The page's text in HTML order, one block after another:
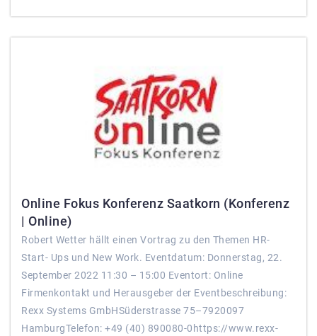
Online Fokus Konferenz Saatkorn (Konferenz
| Online)
Robert Wetter hällt einen Vortrag zu den Themen HR-
Start- Ups und New Work. Eventdatum: Donnerstag, 22.
September 2022 11:30 – 15:00 Eventort: Online
Firmenkontakt und Herausgeber der Eventbeschreibung:
Rexx Systems GmbHSüderstrasse 75–7920097
HamburgTelefon: +49 (40) 890080-0https://www.rexx-